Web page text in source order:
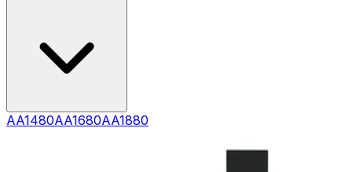
AA1480AA1680AA1880